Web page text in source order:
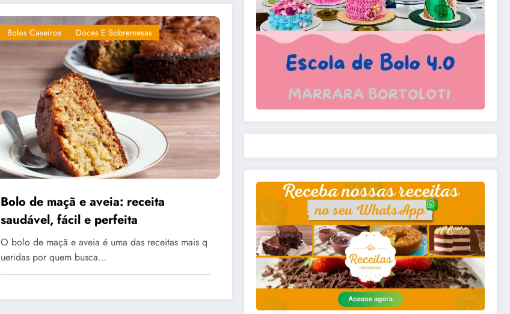
Bolos Caseiros Doces E Sobremesas
Bolo de maçã e aveia: receita
saudável, fácil e perfeita
O bolo de maçã e aveia é uma das receitas mais q
ueridas por quem busca…